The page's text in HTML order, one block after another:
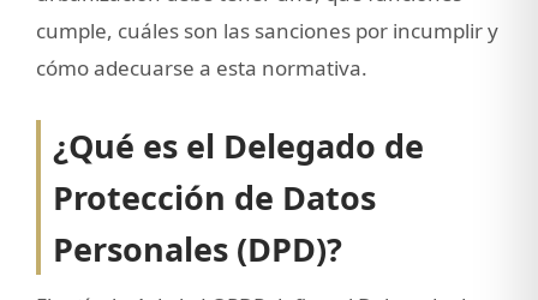
cumple, cuáles son las sanciones por incumplir y
cómo adecuarse a esta normativa.
¿Qué es el Delegado de
Protección de Datos
Personales (DPD)?